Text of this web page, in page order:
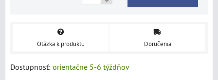
Otázka k produktu Doručenia
Dostupnosť: orientačne 5-6 týždňov